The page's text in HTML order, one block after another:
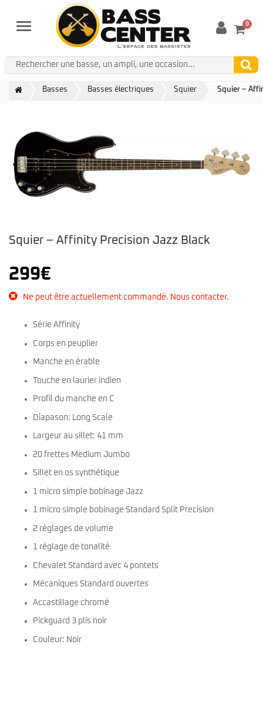
Menu 0
Basses Basses électriques Squier Squier –
Squier – Affinity Precision Jazz Black
299€
Ne peut être actuellement commandé. Nous contacter.
Série Affinity
Corps en peuplier
Manche en érable
Touche en laurier indien
Profil du manche en C
Diapason: Long Scale
Largeur au sillet: 41 mm
20 frettes Medium Jumbo
Sillet en os synthétique
1 micro simple bobinage Jazz
1 micro simple bobinage Standard Split Precision
2 réglages de volume
1 réglage de tonalité
Chevalet Standard avec 4 pontets
Mécaniques Standard ouvertes
Accastillage chromé
Pickguard 3 plis noir
Couleur: Noir